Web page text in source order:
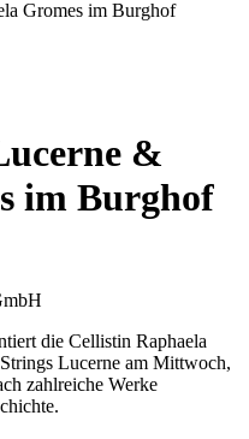
&
im Burghof
die Cellistin Raphaela
Lucerne am Mittwoch,
zahlreiche Werke